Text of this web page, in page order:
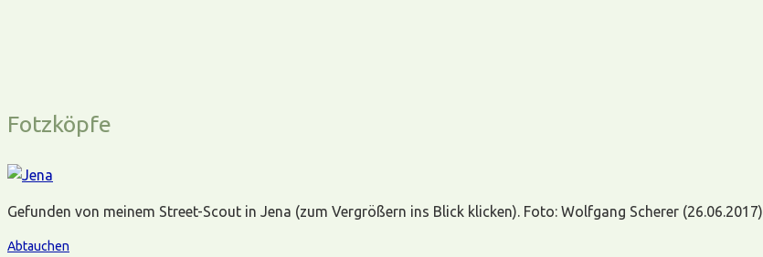
Fotzköpfe
Gefunden von meinem Street-Scout in Jena (zum Vergrößern ins Blick klicken). Foto: Wolfgang Scherer (26.06.2017)
Abtauchen